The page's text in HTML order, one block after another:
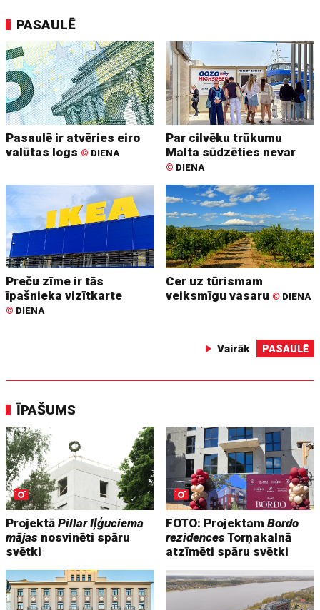
PASAULĒ
Pasaulē ir atvēries eiro
valūtas logs © DIENA
Par cilvēku trūkumu
Malta sūdzēties nevar
© DIENA
Preču zīme ir tās
īpašnieka vizītkarte
© DIENA
Cer uz tūrismam
veiksmīgu vasaru © DIENA
Vairāk PASAULĒ
ĪPAŠUMS
ProjektāPillar Iļģuciema
mājas nosvinēti spāru
svētki
FOTO: ProjektamBordo
rezidencesTorņakalnā
atzīmēti spāru svētki